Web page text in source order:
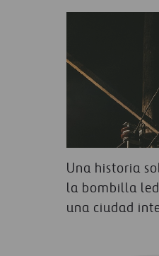
Una historia
la bombilla
una ciudad